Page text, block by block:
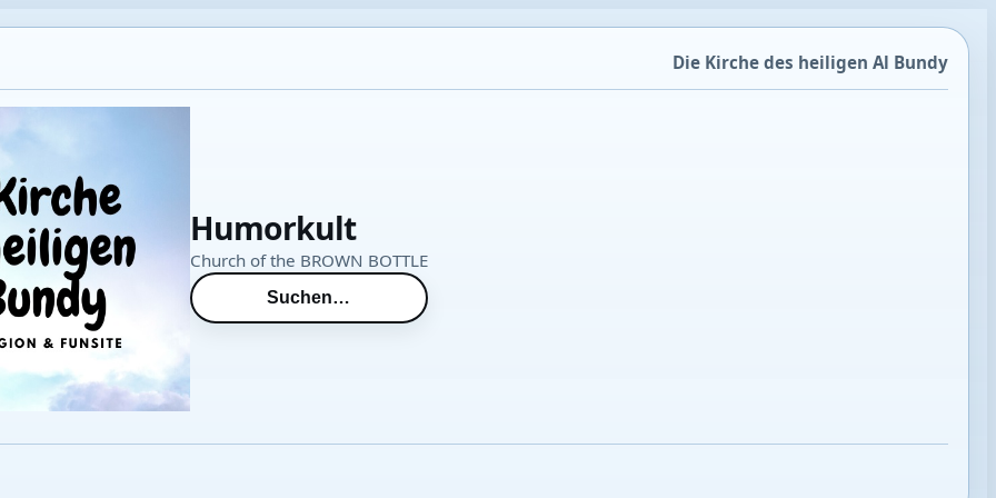
Die Kirche des heiligen Al Bundy
Humorkult
Church of the BROWN BOTTLE
Suchen…